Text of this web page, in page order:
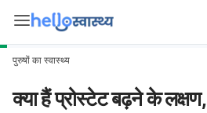
पुरुषों का स्वास्थ्य
क्या हैं प्रोस्टेट बढ़ने के